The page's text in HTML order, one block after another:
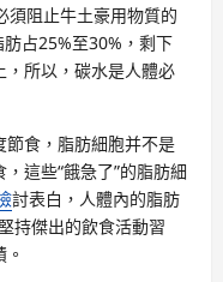
須阻止牛土豪用物質的
占25%至30%，剩下
，所以，碳水是人體必
節食，脂肪細胞并不是
這些“餓急了”的脂肪細
討表白，人體內的脂肪
持傑出的飲食活動習